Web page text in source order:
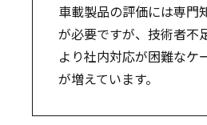
車載製品の評価には専門
が必要ですが、技術者不
より社内対応が困難なケ
が増えています。